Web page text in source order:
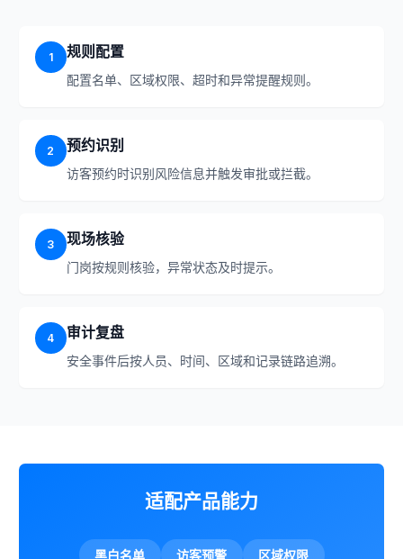
1 规则配置
配置名单、区域权限、超时和异常提醒规则。
2 预约识别
访客预约时识别风险信息并触发审批或拦截。
3 现场核验
门岗按规则核验，异常状态及时提示。
4 审计复盘
安全事件后按人员、时间、区域和记录链路追溯。
适配产品能力
黑白名单 访客预警 区域权限